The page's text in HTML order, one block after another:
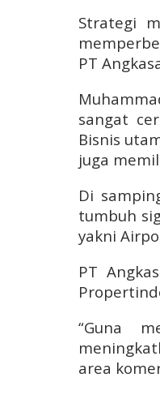
Strategi
PT
sangat
Bisnis
juga
Di
tumbuh
yakni
PT
“Guna
area